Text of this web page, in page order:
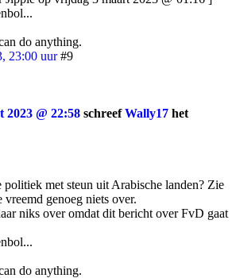
do anything.
23:00 uur #9
2023 @ 22:58 schreefWally17 het
met steun uit Arabische landen? Zie
vreemd genoeg niets over.
niks over omdat dit bericht over FvD gaat
do anything.